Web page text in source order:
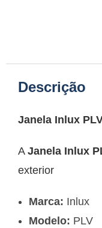
Descrição
Janela Inlux
A Janela Inlux
exterior
Marca: Inlux
Modelo: PLV